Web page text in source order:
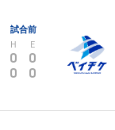
試合前
H E
0 0
0 0